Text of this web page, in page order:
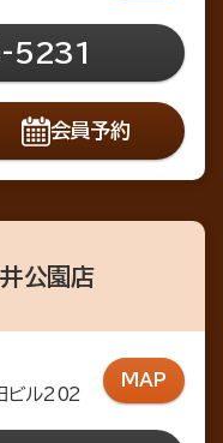
5231
会員予約
公園店
ビル202
MAP